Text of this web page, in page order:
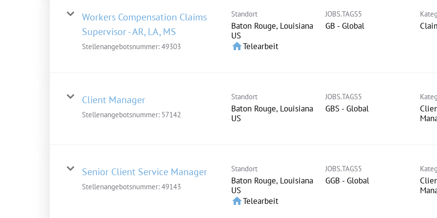
Workers Compensation Claims
Supervisor - AR, LA, MS
Stellenangebotsnummer: 49303
Standort
Baton Rouge, Louisiana
homeTelearbeit
JOBS.TAGS5
GB - Global
Client Manager
Stellenangebotsnummer: 57142
Standort
Baton Rouge, Louisiana
JOBS.TAGS5
GBS - Global
Senior Client Service Manager
Stellenangebotsnummer: 49143
Standort
Baton Rouge, Louisiana
homeTelearbeit
JOBS.TAGS5
GGB - Global